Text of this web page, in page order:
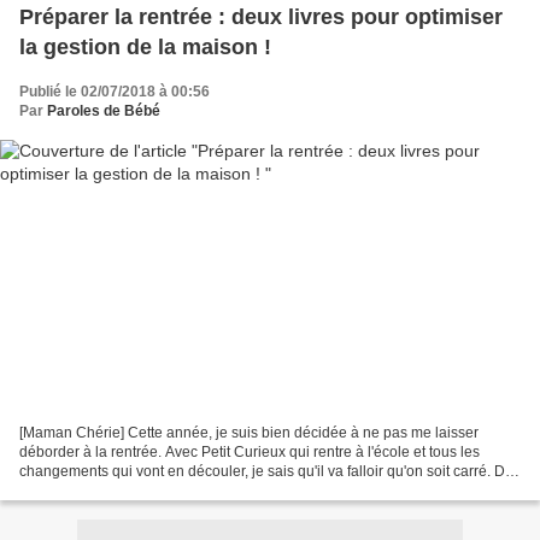
Préparer la rentrée : deux livres pour optimiser
la gestion de la maison !
Publié le 02/07/2018 à 00:56
Par Paroles de Bébé
[Maman Chérie] Cette année, je suis bien décidée à ne pas me laisser
déborder à la rentrée. Avec Petit Curieux qui rentre à l'école et tous les
changements qui vont en découler, je sais qu'il va falloir qu'on soit carré. Du